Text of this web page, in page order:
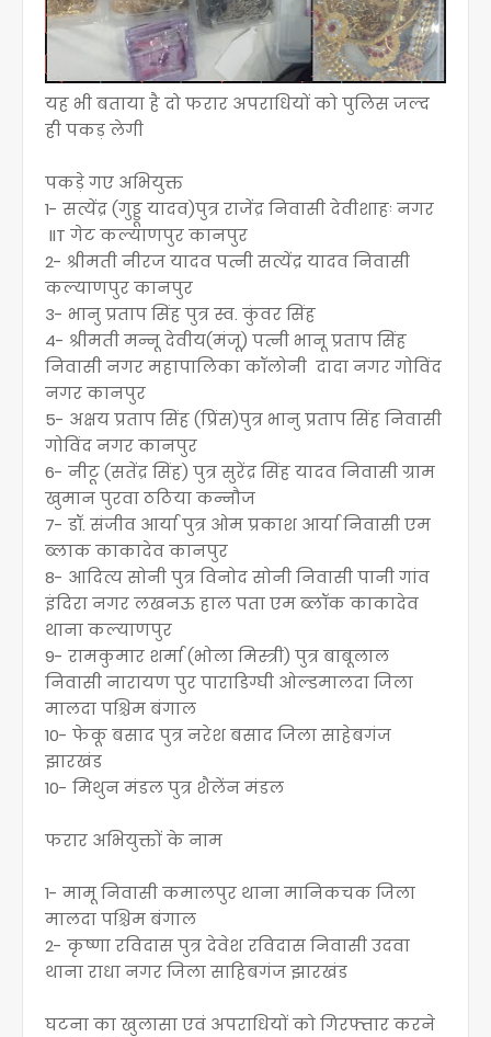
यह भी बताया है दो फरार अपराधियों को पुलिस जल्द
ही पकड़ लेगी
पकड़े गए अभियुक्त
1- सत्येंद्र (गुड्डू यादव)पुत्र राजेंद्र निवासी देवीशाहः नगर
IIT गेट कल्याणपुर कानपुर
2- श्रीमती नीरज यादव पत्नी सत्येंद्र यादव निवासी
कल्याणपुर कानपुर
3- भानु प्रताप सिंह पुत्र स्व. कुंवर सिंह
4- श्रीमती मन्नू देवीय(मंजू) पत्नी भानू प्रताप सिंह
निवासी नगर महापालिका कॉलोनी दादा नगर गोविंद
नगर कानपुर
5- अक्षय प्रताप सिंह (प्रिंस)पुत्र भानु प्रताप सिंह निवासी
गोविंद नगर कानपुर
6- नीटू (सतेंद्र सिंह) पुत्र सुरेंद्र सिंह यादव निवासी ग्राम
खुमान पुरवा ठठिया कन्नौज
7- डॉ. संजीव आर्या पुत्र ओम प्रकाश आर्या निवासी एम
ब्लाक काकादेव कानपुर
8- आदित्य सोनी पुत्र विनोद सोनी निवासी पानी गांव
इंदिरा नगर लखनऊ हाल पता एम ब्लॉक काकादेव
थाना कल्याणपुर
9- रामकुमार शर्मा (भोला मिस्त्री) पुत्र बाबूलाल
निवासी नारायण पुर पाराडिग्घी ओल्डमालदा जिला
मालदा पश्चिम बंगाल
10- फेकू बसाद पुत्र नरेश बसाद जिला साहेबगंज
झारखंड
10- मिथुन मंडल पुत्र शैलेंन मंडल
फरार अभियुक्तों के नाम
1- मामू निवासी कमालपुर थाना मानिकचक जिला
मालदा पश्चिम बंगाल
2- कृष्णा रविदास पुत्र देवेश रविदास निवासी उदवा
थाना राधा नगर जिला साहिबगंज झारखंड
घटना का खुलासा एवं अपराधियों को गिरफ्तार करने